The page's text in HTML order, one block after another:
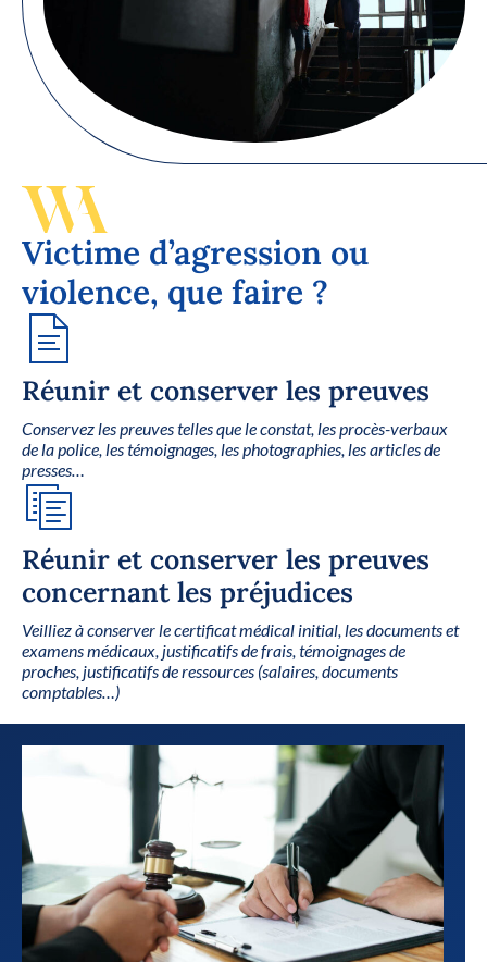
Victime d’agression ou
violence, que faire ?
Réunir et conserver les preuves
Conservez les preuves telles que le constat, les procès-verbaux
de la police, les témoignages, les photographies, les articles de
presses…
Réunir et conserver les preuves
concernant les préjudices
Veilliez à conserver le certificat médical initial, les documents et
examens médicaux, justificatifs de frais, témoignages de
proches, justificatifs de ressources (salaires, documents
comptables…)